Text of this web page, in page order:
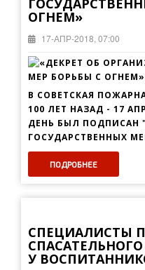
ОГНЕМ»
17-АПР-2018, 07:00
В СОВЕТСКАЯ
100 ЛЕТ НАЗАД - 17
ДЕНЬ БЫЛ ПОДПИСАН
ГОСУДАРСТВЕННЫХ
ПОДРОБНЕЕ
СПЕЦИАЛИСТЫ
У